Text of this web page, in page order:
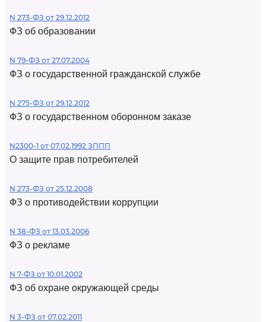
N 273-ФЗ от 29.12.2012
ФЗ об образовании
N 79-ФЗ от 27.07.2004
ФЗ о государственной гражданской службе
N 275-ФЗ от 29.12.2012
ФЗ о государственном оборонном заказе
N2300-1 от 07.02.1992 ЗППП
О защите прав потребителей
N 273-ФЗ от 25.12.2008
ФЗ о противодействии коррупции
N 38-ФЗ от 13.03.2006
ФЗ о рекламе
N 7-ФЗ от 10.01.2002
ФЗ об охране окружающей среды
N 3-ФЗ от 07.02.2011